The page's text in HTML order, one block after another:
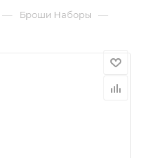
— Броши Наборы —